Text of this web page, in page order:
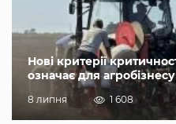
Нові критерії
означає для агробізнесу
8 липня 1 608